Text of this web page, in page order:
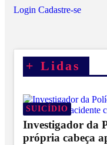
Login Cadastre-se
+ Lidas
SUICÍDIO
Investigador da
própria cabeça